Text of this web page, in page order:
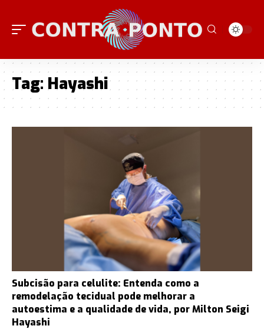
Tag: Hayashi
Subcisão para celulite: Entenda como a
remodelação tecidual pode melhorar a
autoestima e a qualidade de vida, por Milton Seigi
Hayashi